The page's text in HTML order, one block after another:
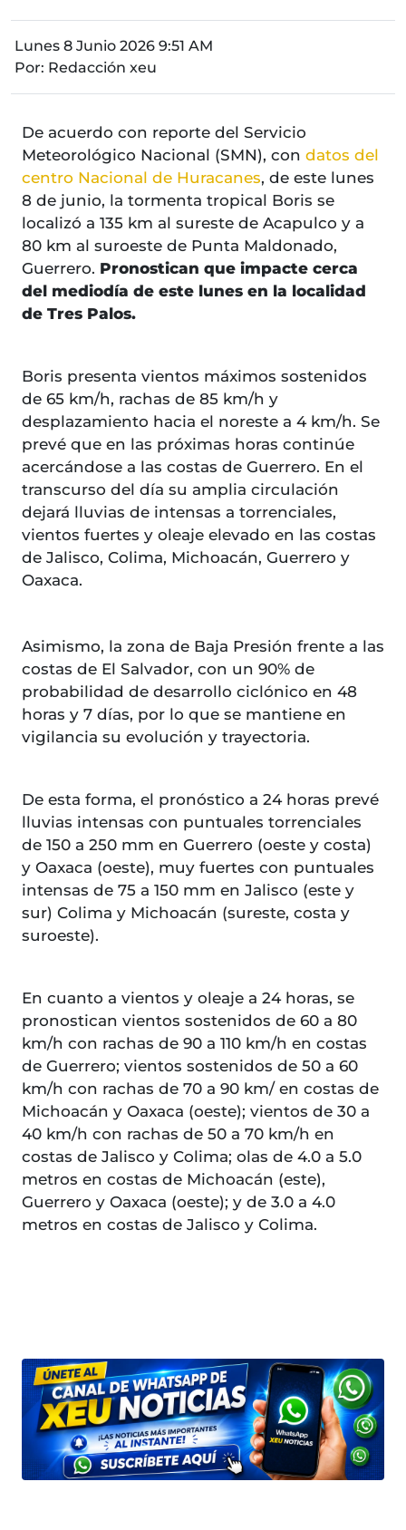
Lunes 8 Junio 2026 9:51 AM
Por: Redacción xeu
De acuerdo con reporte del Servicio
Meteorológico Nacional (SMN), con datos del
centro Nacional de Huracanes, de este lunes
8 de junio, la tormenta tropical Boris se
localizó a 135 km al sureste de Acapulco y a
80 km al suroeste de Punta Maldonado,
Guerrero. Pronostican que impacte cerca
del mediodía de este lunes en la localidad
de Tres Palos.
Boris presenta vientos máximos sostenidos
de 65 km/h, rachas de 85 km/h y
desplazamiento hacia el noreste a 4 km/h. Se
prevé que en las próximas horas continúe
acercándose a las costas de Guerrero. En el
transcurso del día su amplia circulación
dejará lluvias de intensas a torrenciales,
vientos fuertes y oleaje elevado en las costas
de Jalisco, Colima, Michoacán, Guerrero y
Oaxaca.
Asimismo, la zona de Baja Presión frente a las
costas de El Salvador, con un 90% de
probabilidad de desarrollo ciclónico en 48
horas y 7 días, por lo que se mantiene en
vigilancia su evolución y trayectoria.
De esta forma, el pronóstico a 24 horas prevé
lluvias intensas con puntuales torrenciales
de 150 a 250 mm en Guerrero (oeste y costa)
y Oaxaca (oeste), muy fuertes con puntuales
intensas de 75 a 150 mm en Jalisco (este y
sur) Colima y Michoacán (sureste, costa y
suroeste).
En cuanto a vientos y oleaje a 24 horas, se
pronostican vientos sostenidos de 60 a 80
km/h con rachas de 90 a 110 km/h en costas
de Guerrero; vientos sostenidos de 50 a 60
km/h con rachas de 70 a 90 km/ en costas de
Michoacán y Oaxaca (oeste); vientos de 30 a
40 km/h con rachas de 50 a 70 km/h en
costas de Jalisco y Colima; olas de 4.0 a 5.0
metros en costas de Michoacán (este),
Guerrero y Oaxaca (oeste); y de 3.0 a 4.0
metros en costas de Jalisco y Colima.